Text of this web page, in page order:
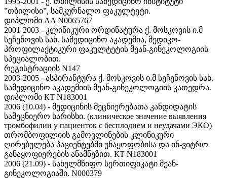
”თბილისი”, სამკურნალო ფაკულტეტი.
დიპლომი AA N0065767
2001-2003 - კლინიკური ორდინატურა ქ. მოსკოვის ი.მ
სეჩენოვის სახ. სამედიცინო აკადემია, მედიკო-
პროფილაქტიკური ფაკულტეტის მეან-გინეკოლოგიის
სპეციალობით.
რეგისტრაციის N147
2003-2005 - ასპირანტურა ქ. მოსკოვის ი.მ სეჩენოვის სახ.
სამედიცინო აკადემიის მეან-გინეკოლოგიის კათედრა.
დიპლომი КТ N183001
2006 (10.04) - მედიცინის მეცნიერებათა კანდიდატის
სამეცნიერო ხარისხი. (клиническое значение выявления
тромбофилии у пациенток с бесплодием и неудачами ЭКО)
თრომბოფილიის გამოვლინების კლინიკური
ღირებულება პაციენტებში უნაყოფობისა და ინ-ვიტრო
განაყოფიერების ანამნეზით. КТ N183001
2006 (21.09) - სახელმწიფო სერთიფიკატი მეან-
გინეკოლოგიაში. N000379